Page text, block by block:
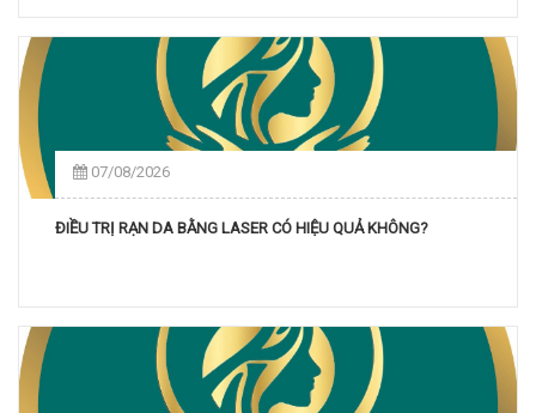
07/08/2026
ĐIỀU TRỊ RẠN DA BẰNG LASER CÓ HIỆU QUẢ KHÔNG?